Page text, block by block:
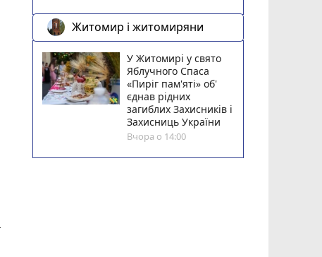
Житомир і житомиряни
У Житомирі у свято
Яблучного Спаса
«Пиріг пам'яті» об'
єднав рідних
загиблих Захисників і
Захисниць України
Вчора о 14:00